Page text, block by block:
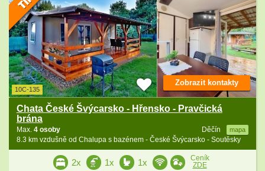
10C-135
Chata České Švýcarsko - Hřensko - Pravčická
brána
Děčín mapa
Max. 4 osoby
8.3 km vzdušně od Chalupa s bazénem - České Švýcarsko - Soutěsky
Zobrazit kontakty
2x 1x 1x
Ceník
ZDE